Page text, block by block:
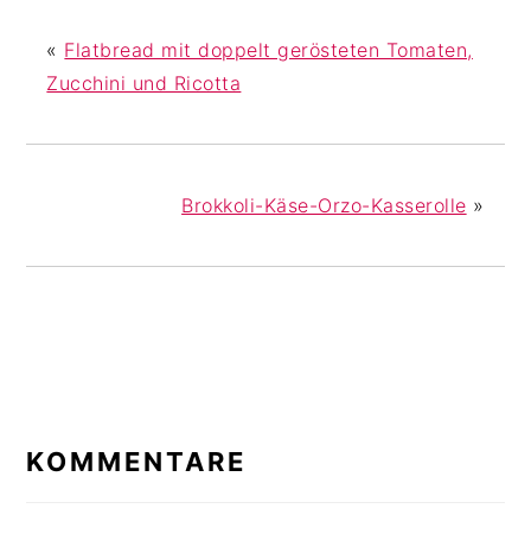
« Flatbread mit doppelt gerösteten Tomaten,
Zucchini und Ricotta
Brokkoli-Käse-Orzo-Kasserolle »
INTERAKTIONEN
KOMMENTARE